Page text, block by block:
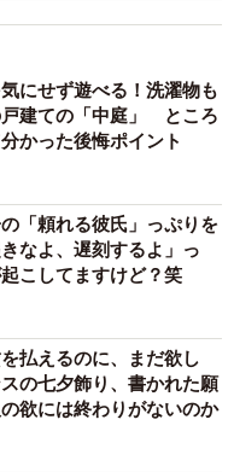
にせず遊べる！洗濯物も
建ての「中庭」 ところ
かった後悔ポイント
の「頼れる彼氏」っぷりを
なよ、遅刻するよ」っ
こしてますけど？笑
払えるのに、まだ欲し
の七夕飾り、書かれた願
欲には終わりがないのか